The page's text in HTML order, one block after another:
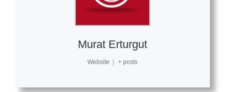
Murat Erturgut
Website | + posts